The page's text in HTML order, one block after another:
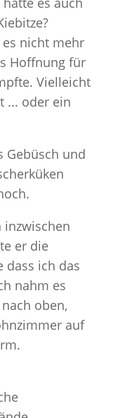
nicht mehr
Hoffnung für
Vielleicht
... oder ein
Gebüsch und
inzwischen
er die
dass ich das
nahm es
oben,
auf